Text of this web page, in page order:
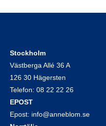
Stockholm
Västberga Allé 36 A
126 30 Hägersten
Telefon: 08 22 22 26
EPOST
Epost: info@anneblom.se